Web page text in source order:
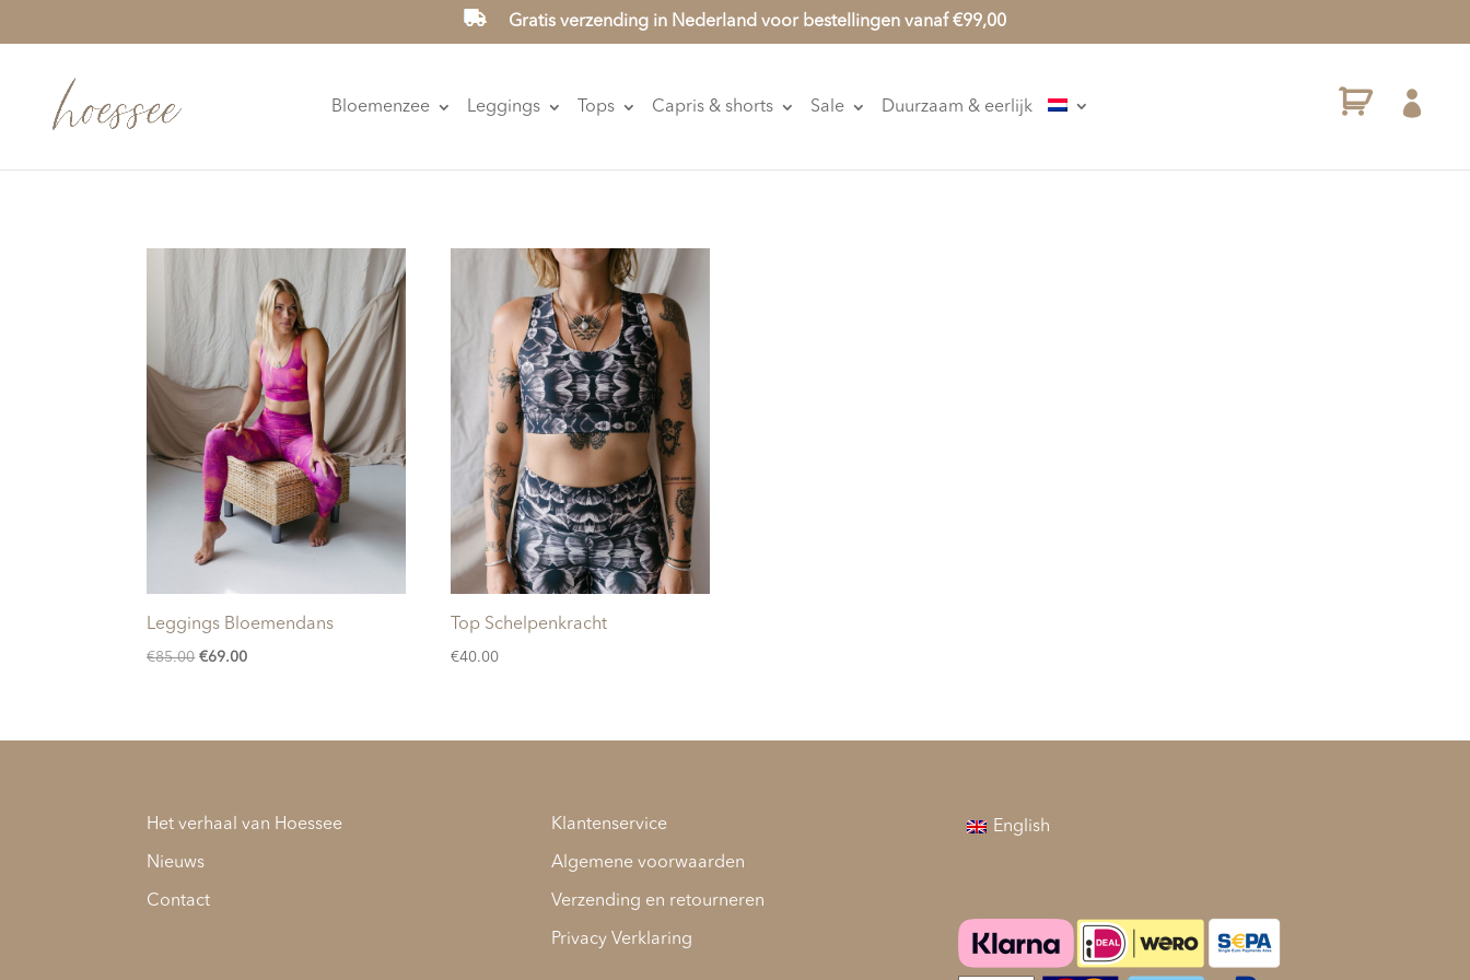
Gratis verzending in Nederland voor bestellingen vanaf €99,00
Bloemenzee Leggings Tops Capris & shorts Sale Duurzaam & eerlijk 
Leggings Bloemendans
€85.00 Oorspronkelijke
€69.00Huidige
Top Schelpenkracht
€40.00
Het verhaal van Hoessee
Nieuws
Contact
Klantenservice
Algemene voorwaarden
Verzending en retourneren
Privacy Verklaring
English